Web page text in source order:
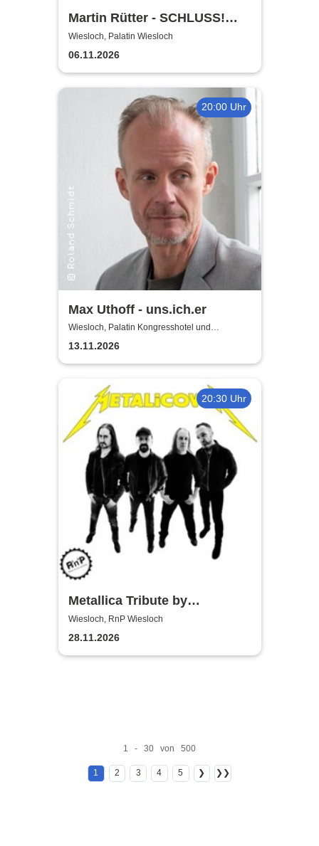
Martin Rütter - SCHLUSS!
AUS!
Wiesloch, Palatin Wiesloch
06.11.2026
20:00 Uhr
Max Uthoff - uns.ich.er
Wiesloch, Palatin Kongresshotel und
Kulturzentrum
13.11.2026
20:30 Uhr
Metallica Tribute by
Metalicover
Wiesloch, RnP Wiesloch
28.11.2026
1 - 30 von 500
1 2 3 4 5 ❯ ❯❯